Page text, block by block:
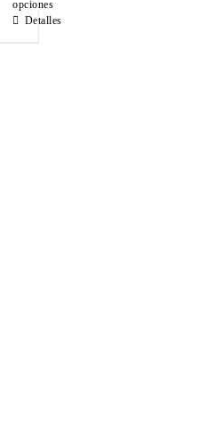
opciones
Detalles